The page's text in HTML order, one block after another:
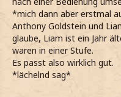
*mich dann aber erstmal
Anthony Goldstein und
glaube, Liam ist ein Jahr
waren in einer Stufe.
Es passt also wirklich gut.
*lächelnd sag*